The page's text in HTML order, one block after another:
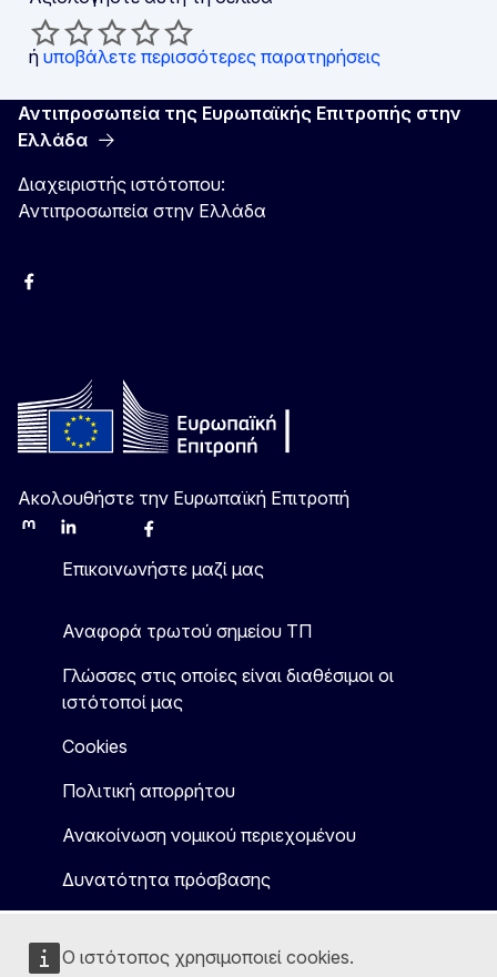
Ο ιστότοπος χρησιμοποιεί cookies.
ή υποβάλετε περισσότερες παρατηρήσεις
Αντιπροσωπεία της Ευρωπαϊκής Επιτροπής στην
Ελλάδα
Διαχειριστής ιστότοπου:
Αντιπροσωπεία στην Ελλάδα
Facebook
Ακολουθήστε την Ευρωπαϊκή Επιτροπή
MastodonLinkedInBlueskyFacebook
Επικοινωνήστε μαζί μας
Αναφορά τρωτού σημείου ΤΠ
Γλώσσες στις οποίες είναι διαθέσιμοι οι
ιστότοποί μας
Cookies
Πολιτική απορρήτου
Ανακοίνωση νομικού περιεχομένου
Δυνατότητα πρόσβασης